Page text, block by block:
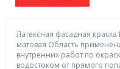
Латексная фасадная краска
матовая Область
внутренних работ по
водостоком от прямого